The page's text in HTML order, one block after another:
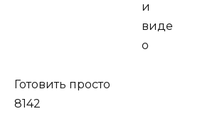
Готовить просто
8142